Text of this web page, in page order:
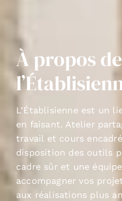
À propos de
L’Établisienne est un
en faisant. Atelier
travail et cours
disposition des outils
cadre sûr et une
accompagner vos
aux réalisations plus